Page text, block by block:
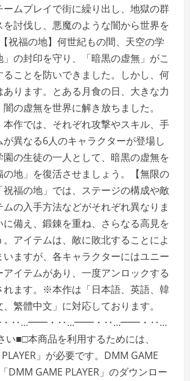
ームプレイで街に繰り出し、地獄の群
討伐し、悪魔のような闇から世界を
祝福の地】何世紀もの間、天空の学
の封印を守り、「暗黒の虚無」がこ
ことを防いできました。しかし、何
ります。とある月食の日、大きな力
の虚無を世界に解き放ちました。
本作では、それぞれ攻撃やスキル、手
異なる6人のキャラクターが登場し
園の生徒の一人として、暗黒の虚無を
地」を復活させましょう。【無限の
祝福の地」では、ステージの構成や敵
の入手方法などがそれぞれ異なりま
備え、鍛錬を重ね、さらなる高見を
。アイテムは、敵に敗北することによ
いますが、各キャラクターにはユニー
アイテムがあり、一度アンロックする
れます。※本作は「日本語、英語、韓
繁體中文」に対応しております。
‥…━━・‥…━━・‥…━━・‥…
■□本商品を利用するためには、
PLAYER」が必要です。DMM GAME
DMM GAME PLAYER」のダウンロー